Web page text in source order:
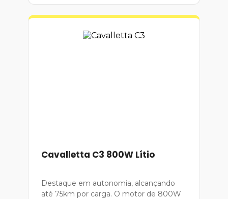
Cavalletta C3 800W Lítio
Destaque em autonomia, alcançando
até 75km por carga. O motor de 800W